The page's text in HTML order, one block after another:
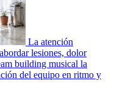
La atención
lesiones, dolor
building musical la
del equipo en ritmo y